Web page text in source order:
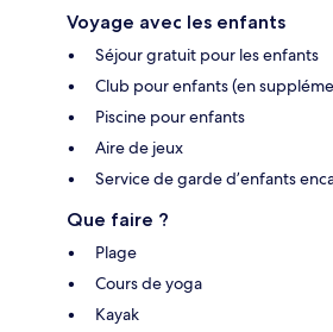
Voyage avec les enfants
Séjour gratuit pour les enfants
Club pour enfants (en
Piscine pour enfants
Aire de jeux
Service de garde d’enfants
Que faire ?
Plage
Cours de yoga
Kayak